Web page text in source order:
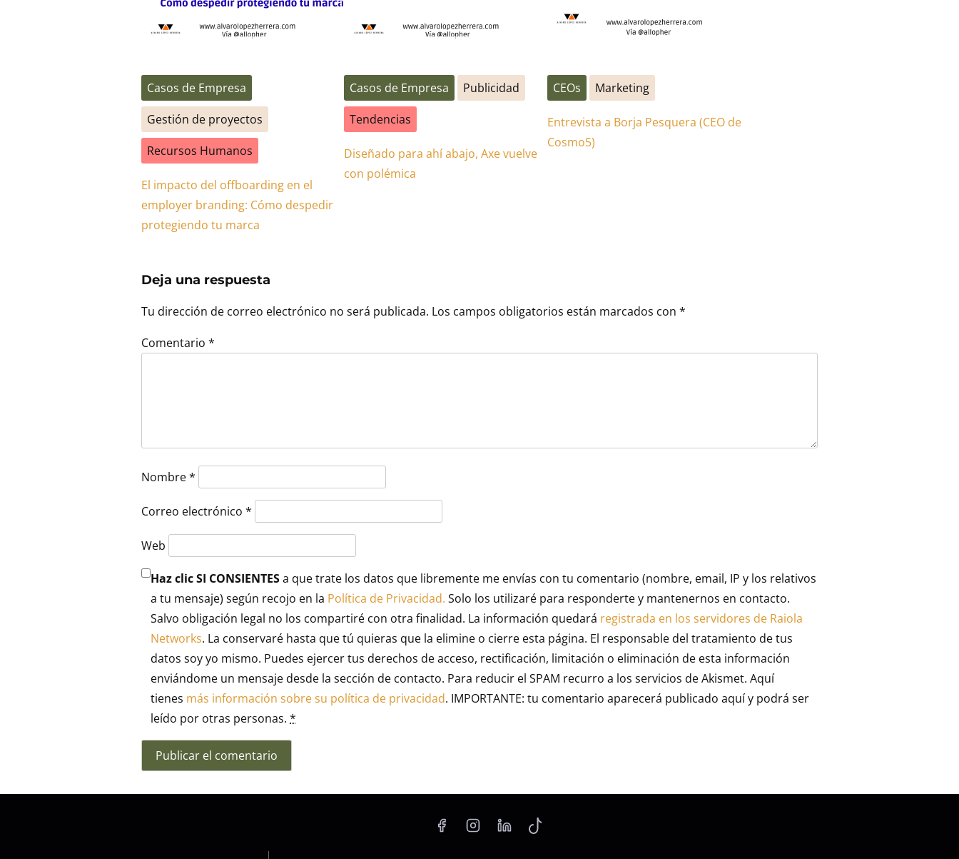
Casos de Empresa
Gestión de proyectos
Recursos Humanos
El impacto del offboarding en el
employer branding: Cómo despedir
protegiendo tu marca
Casos de Empresa
Publicidad
Tendencias
Diseñado para ahí abajo, Axe vuelve
con polémica
CEOs Marketing
Entrevista a Borja Pesquera (CEO de
Cosmo5)
Deja una respuesta
Tu dirección de correo electrónico no será publicada. Los campos obligatorios están marcados con *
Comentario *
Nombre*
Correo electrónico *
Web
Haz clic SI CONSIENTESa que trate los datos que libremente me envías con tu comentario (nombre, email, IP y los relativos
a tu mensaje) según recojo en la Política de Privacidad. Solo los utilizaré para responderte y mantenernos en contacto.
Salvo obligación legal no los compartiré con otra finalidad. La información quedará registrada en los servidores de Raiola
Networks. La conservaré hasta que tú quieras que la elimine o cierre esta página. El responsable del tratamiento de tus
datos soy yo mismo. Puedes ejercer tus derechos de acceso, rectificación, limitación o eliminación de esta información
enviándome un mensaje desde la sección de contacto. Para reducir el SPAM recurro a los servicios de Akismet. Aquí
tienes más información sobre su política de privacidad. IMPORTANTE: tu comentario aparecerá publicado aquí y podrá ser
leído por otras personas. *